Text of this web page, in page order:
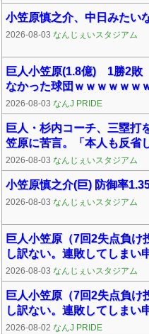
小笠原慎之介、中日みたい
2026-08-03 なんじぇいスタジアム
巨人小笠原(1.8億) 1勝2
なかった球団ｗｗｗｗｗｗ
2026-08-03 なんJ PRIDE
巨人・杉内コーチ、三塁打
笠原に苦言。「本人も反省
2026-08-03 なんじぇいスタジアム
小笠原慎之介(巨) 防御率
2026-08-03 なんじぇいスタジアム
巨人小笠原（7回2失点負け
し訳ない。連敗してしまい
2026-08-03 なんじぇいスタジアム
巨人小笠原（7回2失点負け
し訳ない。連敗してしまい
2026-08-02 なんJ PRIDE